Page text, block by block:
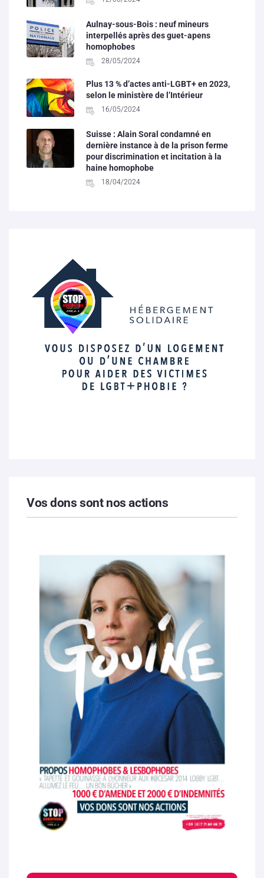
Aulnay-sous-Bois : neuf mineurs
interpellés après des guet-apens
homophobes
28/05/2024
Plus 13 % d’actes anti-LGBT+ en 2023,
selon le ministère de l’Intérieur
16/05/2024
Suisse : Alain Soral condamné en
dernière instance à de la prison ferme
pour discrimination et incitation à la
haine homophobe
18/04/2024
Vos dons sont nos actions